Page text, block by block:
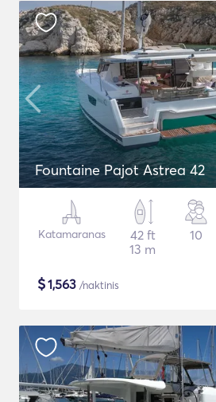
Fountaine Pajot Astrea 42
Katamaranas
42 ft
13 m
10
$1,563 /naktinis